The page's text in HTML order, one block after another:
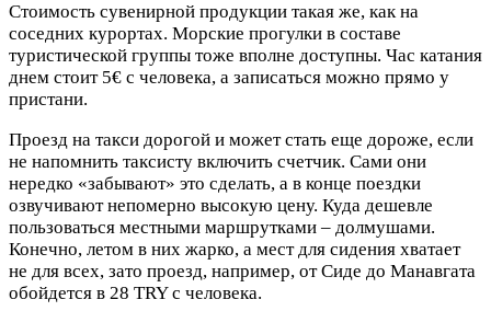
Стоимость сувенирной продукции такая же, как на
соседних курортах. Морские прогулки в составе
туристической группы тоже вполне доступны. Час катания
днем стоит 5€ с человека, а записаться можно прямо у
пристани.
Проезд на такси дорогой и может стать еще дороже, если
не напомнить таксисту включить счетчик. Сами они
нередко «забывают» это сделать, а в конце поездки
озвучивают непомерно высокую цену. Куда дешевле
пользоваться местными маршрутками – долмушами.
Конечно, летом в них жарко, а мест для сидения хватает
не для всех, зато проезд, например, от Сиде до Манавгата
обойдется в 28 TRY с человека.